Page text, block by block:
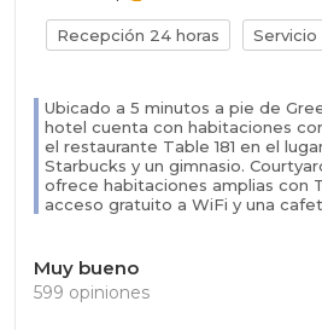
Recepción 24 horas
Ubicado a 5 minutos a pie de
hotel cuenta con habitaciones
el restaurante Table 181 en el
Starbucks y un gimnasio.
ofrece habitaciones amplias con
acceso gratuito a WiFi y una
Muy bueno
599 opiniones